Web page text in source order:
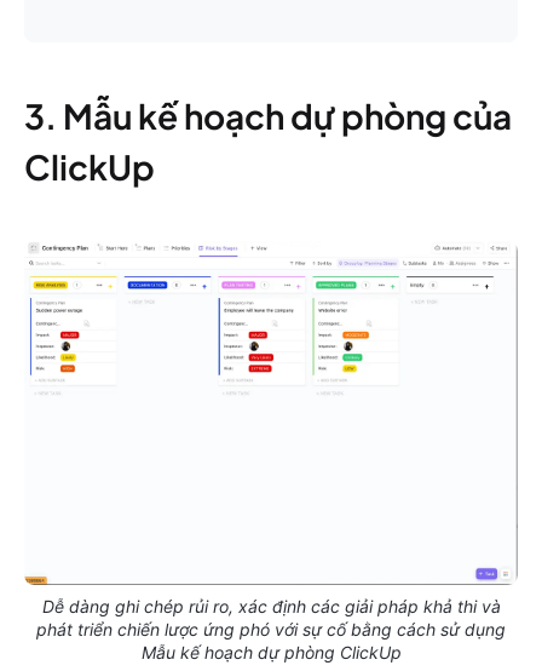
3. Mẫu kế hoạch dự phòng của
ClickUp
Dễ dàng ghi chép rủi ro, xác định các giải pháp khả thi và
phát triển chiến lược ứng phó với sự cố bằng cách sử dụng
Mẫu kế hoạch dự phòng ClickUp